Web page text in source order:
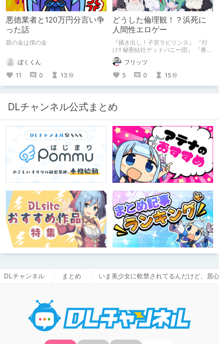
悪徳業者と120万円分言い争
った話
親の金は僕の金
ぼくくん
11
0 13 分
どうした倫理観！？浜死に
人間性エロゲー
『掻き出し！子宮ラビリンス』 『行
け!! 秘密結社デッドバニー団』 『勇者
ミアとツンツン猫サキュバス ~それで
も勇者はコロせない!~』 『めいどいん
めいど！』 本記事はねくすとテーマ
「人に薦めづらいけど好きな作
品」”ではない”です。 好きだったら人
フリッツ
5
0 15分
DLチャンネル公式まとめ
DLチャンネル まとめ いま美少女に軟禁されてるんだけど、居